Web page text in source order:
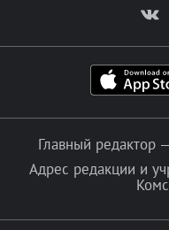
Главный редактор
Адрес редакции и